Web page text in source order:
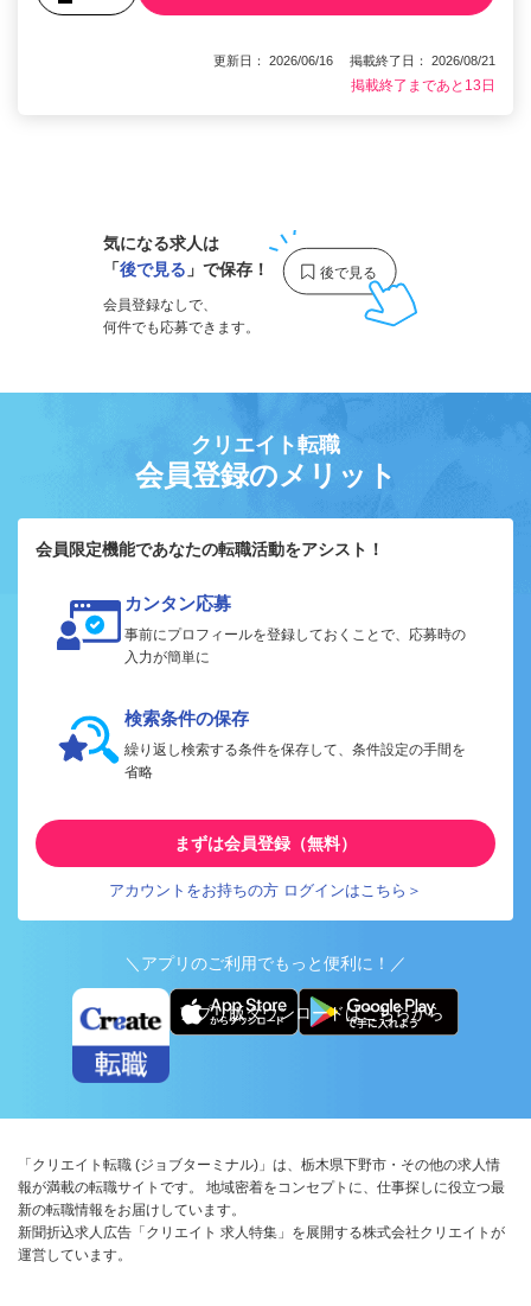
更新日： 2026/06/16 掲載終了日： 2026/08/21
掲載終了まであと13日
気になる求人は
「後で見る 」で保存！
会員登録なしで、
何件でも応募できます。
クリエイト転職
会員登録のメリット
会員限定機能であなたの転職活動をアシスト！
カンタン応募
事前にプロフィールを登録しておくことで、応募時の
入力が簡単に
検索条件の保存
繰り返し検索する条件を保存して、条件設定の手間を
省略
まずは会員登録（無料）
アカウントをお持ちの方 ログインはこちら＞
＼アプリのご利用でもっと便利に！／
アプリ版ダウンロードはこちらから
「クリエイト転職 (ジョブターミナル)」は、栃木県下野市・その他の求人情
報が満載の転職サイトです。 地域密着をコンセプトに、仕事探しに役立つ最
新の転職情報をお届けしています。
新聞折込求人広告「クリエイト 求人特集」を展開する株式会社クリエイトが
運営しています。